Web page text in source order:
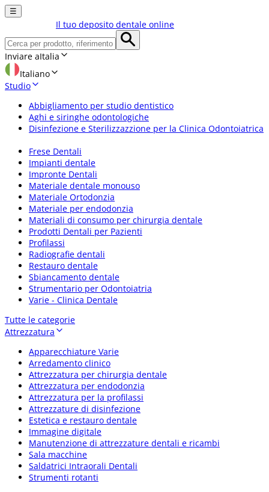
☰
Il tuo deposito dentale online
Inviare aItalia
Italiano
Studio
Abbigliamento per studio dentistico
Aghi e siringhe odontologiche
Disinfezione e Sterilizzazzione per la Clinica Odontoiatrica
Frese Dentali
Impianti dentale
Impronte Dentali
Materiale dentale monouso
Materiale Ortodonzia
Materiale per endodonzia
Materiali di consumo per chirurgia dentale
Prodotti Dentali per Pazienti
Profilassi
Radiografie dentali
Restauro dentale
Sbiancamento dentale
Strumentario per Odontoiatria
Varie - Clinica Dentale
Tutte le categorie
Attrezzatura
Apparecchiature Varie
Arredamento clinico
Attrezzatura per chirurgia dentale
Attrezzatura per endodonzia
Attrezzatura per la profilassi
Attrezzature di disinfezione
Estetica e restauro dentale
Immagine digitale
Manutenzione di attrezzature dentali e ricambi
Sala macchine
Saldatrici Intraorali Dentali
Strumenti rotanti